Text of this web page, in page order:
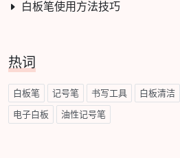
白板笔使用方法技巧
热词
白板笔 记号笔 书写工具 白板清洁
电子白板 油性记号笔